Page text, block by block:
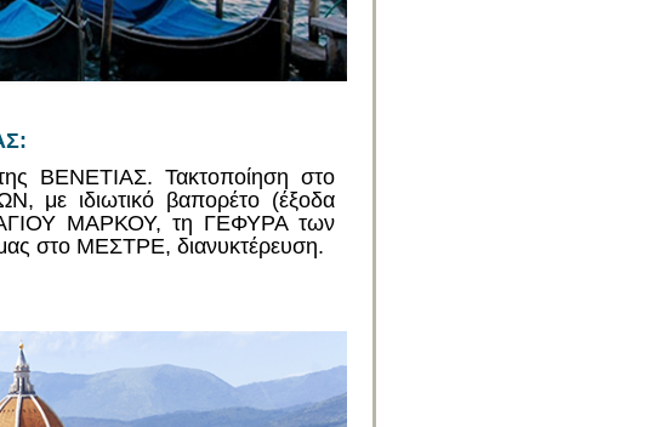
ΒΕΝΕΤIΑΣ. Τακτοποίηση στο
με ιδιωτικό βαπορέτο (έξοδα
ΑΓΙΟΥ ΜΑΡΚΟΥ, τη ΓΕΦΥΡΑ των
στο ΜΕΣΤΡΕ, διανυκτέρευση.